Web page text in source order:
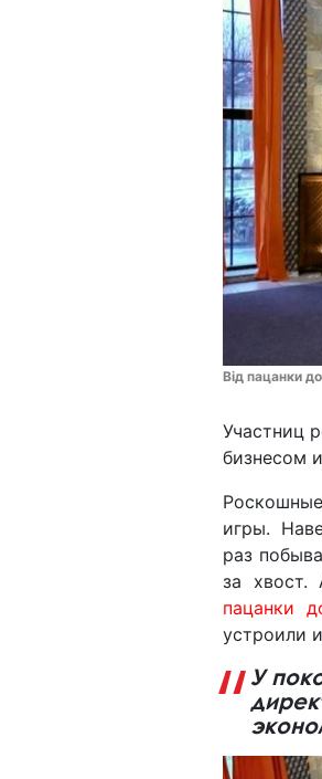
Від пацанки
Участниц
бизнесом
игры.
раз
за хвост.
пацанки
устроили
У